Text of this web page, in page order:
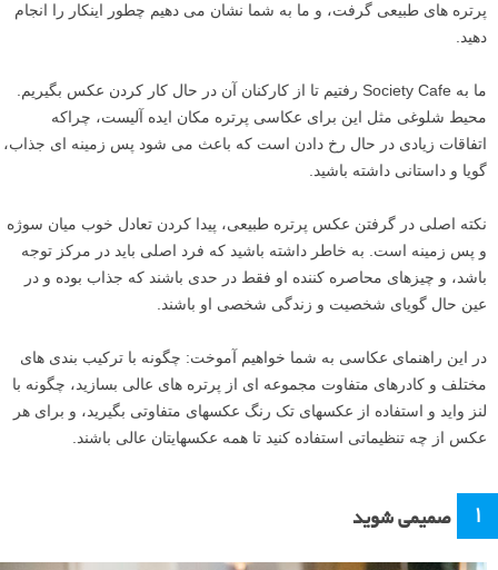
پرتره های طبیعی گرفت، و ما به شما نشان می دهیم چطور اینکار را انجام
دهید.
ما به Society Cafe رفتیم تا از کارکنان آن در حال کار کردن عکس بگیریم.
محیط شلوغی مثل این برای عکاسی پرتره مکان ایده آلیست، چراکه
اتفاقات زیادی در حال رخ دادن است که باعث می شود پس زمینه ای جذاب،
گویا و داستانی داشته باشید.
نکته اصلی در گرفتن عکس پرتره طبیعی، پیدا کردن تعادل خوب میان سوژه
و پس زمینه است. به خاطر داشته باشید که فرد اصلی باید در مرکز توجه
باشد، و چیزهای محاصره کننده او فقط در حدی باشند که جذاب بوده و در
عین حال گویای شخصیت و زندگی شخصی او باشند.
در این راهنمای عکاسی به شما خواهیم آموخت: چگونه با ترکیب بندی های
مختلف و کادرهای متفاوت مجموعه ای از پرتره های عالی بسازید، چگونه با
لنز واید و استفاده از عکسهای تک رنگ عکسهای متفاوتی بگیرید، و برای هر
عکس از چه تنظیماتی استفاده کنید تا همه عکسهایتان عالی باشند.
۱ صمیمی شوید